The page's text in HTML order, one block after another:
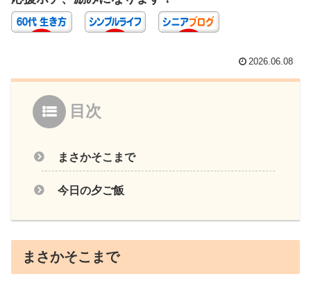
2026.06.08
目次
まさかそこまで
今日の夕ご飯
まさかそこまで